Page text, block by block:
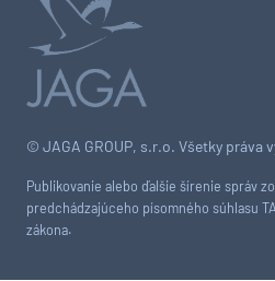
© JAGA GROUP, s.r.o. Všetky práva
Publikovanie alebo ďalšie šírenie správ
predchádzajúceho písomného súhlasu
zákona.